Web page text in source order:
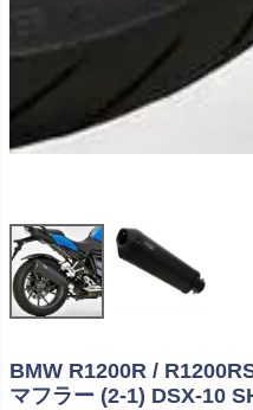
BMW R1200R /
マフラー (2-1) DSX-10